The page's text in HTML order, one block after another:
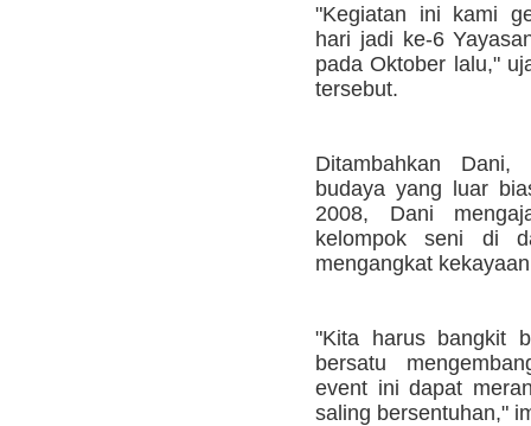
"Kegiatan ini kami
hari jadi ke-6
pada Oktober lalu,"
tersebut.
Ditambahkan
budaya yang luar
2008, Dani
kelompok seni di
mengangkat
"Kita harus bangkit
bersatu
event ini dapat
saling bersentuhan,"